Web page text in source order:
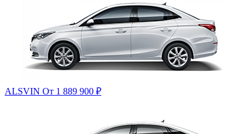
ALSVIN От 1 889 900 ₽